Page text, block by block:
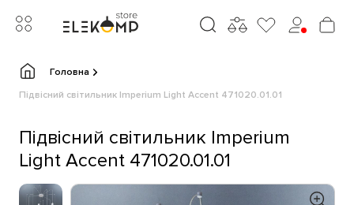
Головна
Підвісний світильник Imperium Light Accent 471020.01.01
Підвісний світильник Imperium
Light Accent 471020.01.01